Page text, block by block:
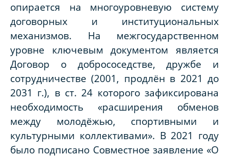
опирается на многоуровневую систему
договорных и институциональных
механизмов. На межгосударственном
уровне ключевым документом является
Договор о добрососедстве, дружбе и
сотрудничестве (2001, продлён в 2021 до
2031 г.), в ст. 24 которого зафиксирована
необходимость «расширения обменов
между молодёжью, спортивными и
культурными коллективами». В 2021 году
было подписано Совместное заявление «О